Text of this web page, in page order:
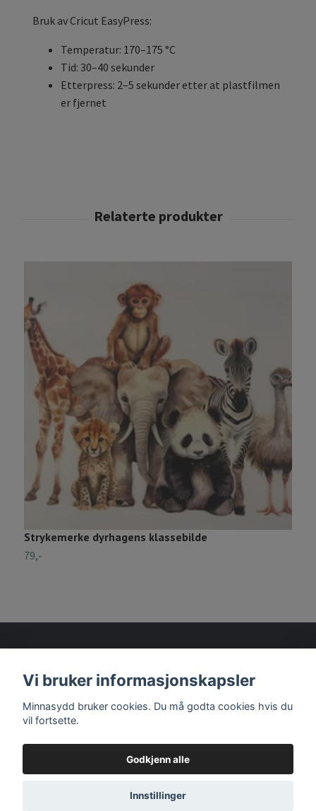
Bruk av Cricut EasyPress:
Temperatur: 170–175 °C
Tid: 30–40 sekunder
Etterpress: 2–5 sekunder etter at plastfilmen
er fjernet
Strykemerke dyrhagens klassebilde
79,-
© 2026 Minnasydd
Vi bruker informasjonskapsler
Minnasydd bruker cookies. Du må godta cookies hvis du
vil fortsette.
Godkjenn alle
Innstillinger